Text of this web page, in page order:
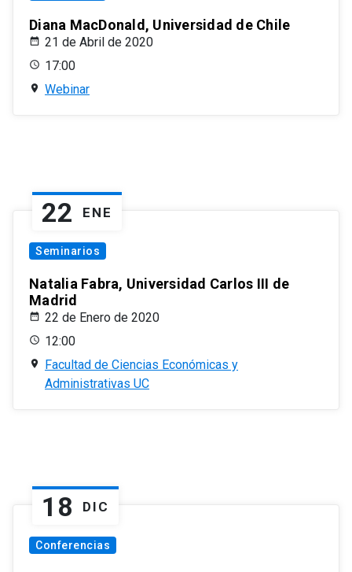
Diana MacDonald, Universidad de Chile
21 de Abril de 2020
17:00
Webinar
22 ENE
Seminarios
Natalia Fabra, Universidad Carlos III de
Madrid
22 de Enero de 2020
12:00
Facultad de Ciencias Económicas y
Administrativas UC
18 DIC
Conferencias